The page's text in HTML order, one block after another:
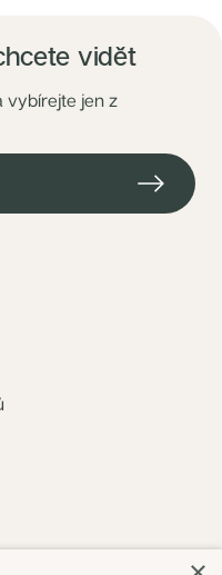
vidět
vybírejte jen z